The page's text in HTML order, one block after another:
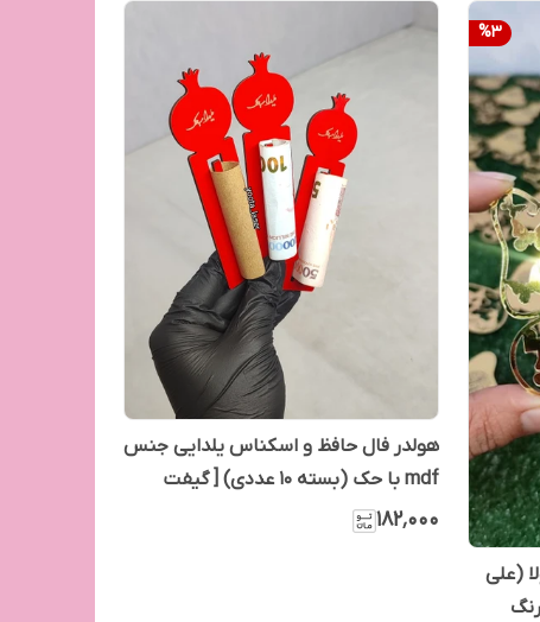
%3
(علی
هولدر فال حافظ و اسکناس یلدایی جنس
mdf با حک (بسته 10 عددی) [ گیفت
اسکناس و فال یلدا]
۱۸۲٬۰۰۰